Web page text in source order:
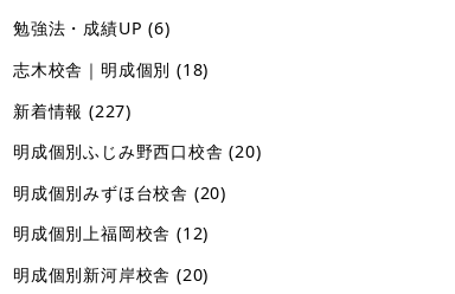
勉強法・成績UP (6)
志木校舎｜明成個別 (18)
新着情報 (227)
明成個別ふじみ野西口校舎 (20)
明成個別みずほ台校舎 (20)
明成個別上福岡校舎 (12)
明成個別新河岸校舎 (20)